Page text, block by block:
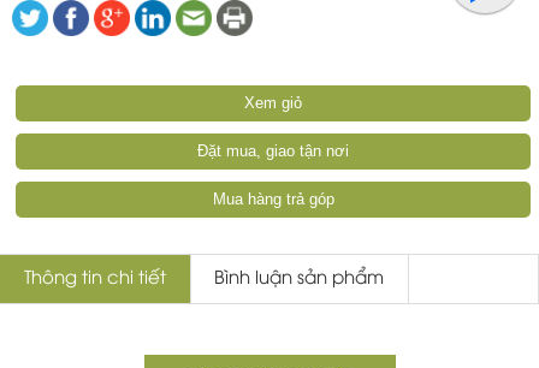
Xem giỏ
Đặt mua, giao tận nơi
Mua hàng trả góp
Thông tin chi tiết Bình luận sản phẩm